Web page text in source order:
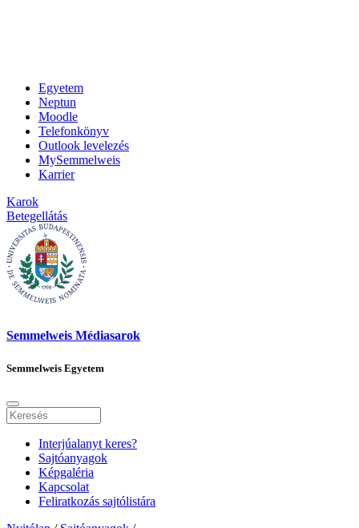
Egyetem
Neptun
Moodle
Telefonkönyv
Outlook levelezés
MySemmelweis
Karrier
Karok
Betegellátás
Semmelweis Médiasarok
Semmelweis Egyetem
Interjúalanyt keres?
Sajtóanyagok
Képgaléria
Kapcsolat
Feliratkozás sajtólistára